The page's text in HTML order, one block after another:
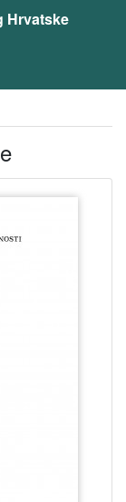
Hrvatske